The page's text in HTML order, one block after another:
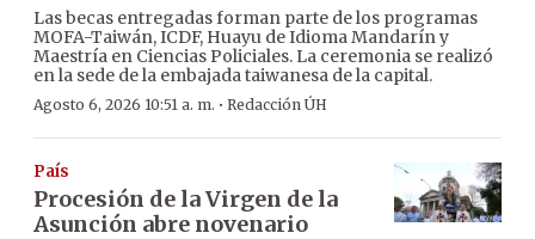
Las becas entregadas forman parte de los programas
MOFA-Taiwán, ICDF, Huayu de Idioma Mandarín y
Maestría en Ciencias Policiales. La ceremonia se realizó
en la sede de la embajada taiwanesa de la capital.
Agosto 6, 2026 10:51 a. m. · Redacción ÚH
País
Procesión de la Virgen de la
Asunción abre novenario